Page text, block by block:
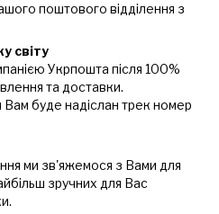
поштового відділення з
світу
Укрпошта після 100%
та доставки.
Вам буде надіслан трек номер
ми зв'яжемося з Вами для
зручних для Вас